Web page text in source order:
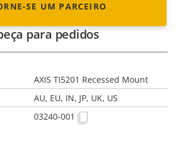
SE UM PARCEIRO
para pedidos
AXIS TI5201 Recessed Mount
AU, EU, IN, JP, UK, US
03240-001